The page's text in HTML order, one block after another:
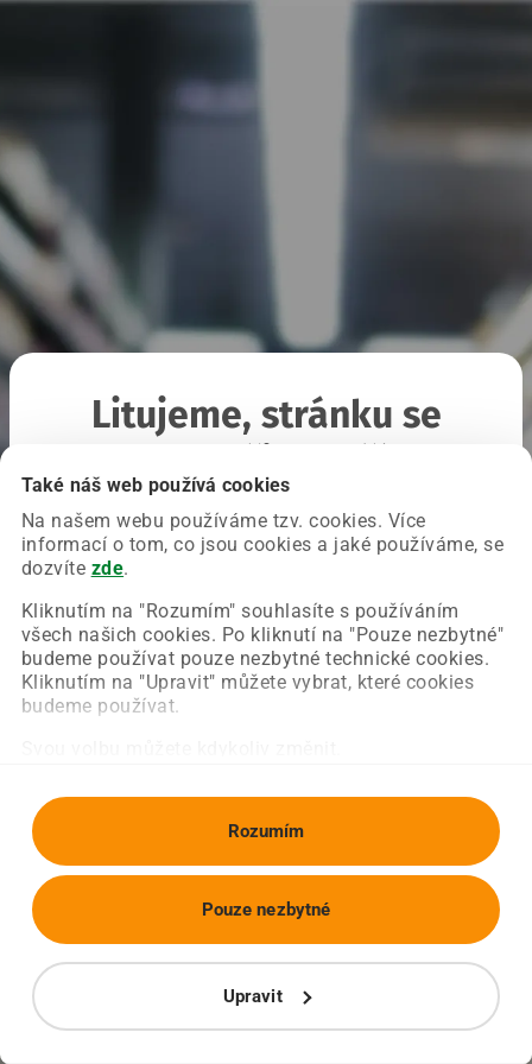
Také náš web používá cookies
Na našem webu používáme tzv. cookies. Více
informací o tom, co jsou cookies a jaké používáme, se
dozvíte zde.
Kliknutím na "Rozumím" souhlasíte s používáním
všech našich cookies. Po kliknutí na "Pouze nezbytné"
budeme používat pouze nezbytné technické cookies.
Kliknutím na "Upravit" můžete vybrat, které cookies
budeme používat.
Rozumím
Upravit
Pouze nezbytné
Litujeme, stránku se
Chyba nastala na naší straně a už ji opravujeme.
Zkuste prosím znovu načíst požadovanou stránku.
Obnovit stránku Úvodní strana